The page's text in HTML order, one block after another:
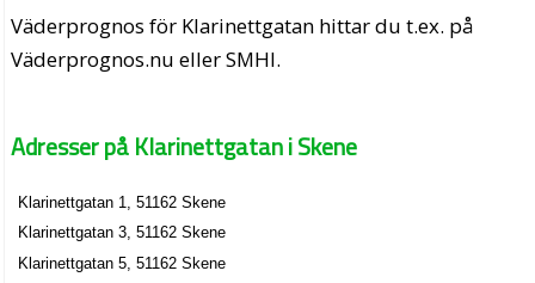
Väderprognos för Klarinettgatan hittar du t.ex. på
Väderprognos.nu eller SMHI.
Adresser på Klarinettgatan i Skene
Klarinettgatan 1, 51162 Skene
Klarinettgatan 3, 51162 Skene
Klarinettgatan 5, 51162 Skene